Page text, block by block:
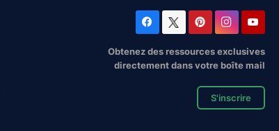
Obtenez des ressources exclusives
directement dans votre boîte mail
S'inscrire